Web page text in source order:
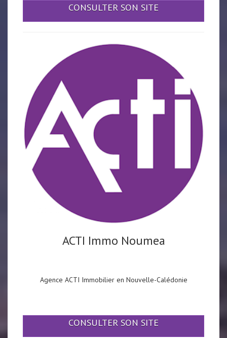
CONSULTER SON SITE
ACTI Immo Noumea
Agence ACTI Immobilier en Nouvelle-Calédonie
CONSULTER SON SITE